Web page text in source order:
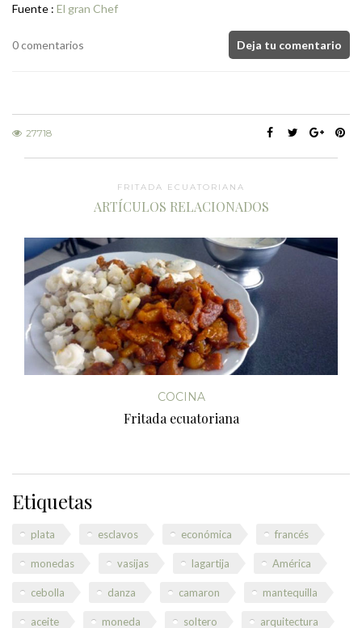
Fuente : El gran Chef
0 comentarios Deja tu comentario
27718
FRITADA ECUATORIANA
ARTÍCULOS RELACIONADOS
COCINA
Fritada ecuatoriana
Etiquetas
plata esclavos económica francés
monedas vasijas lagartija América
cebolla danza camaron mantequilla
aceite moneda soltero arquitectura